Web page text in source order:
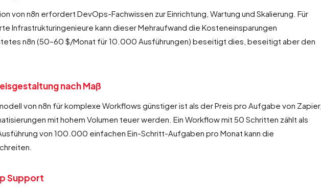
von n8n erfordert DevOps-Fachwissen zur Einrichtung, Wartung und Skalierung. Für
Infrastrukturingenieure kann dieser Mehraufwand die Kosteneinsparungen
n8n (50–60 $/Monat für 10.000 Ausführungen) beseitigt dies, beseitigt aber den
nach Maß
von n8n für komplexe Workflows günstiger ist als der Preis pro Aufgabe von Zapier,
mit hohem Volumen teuer werden. Ein Workflow mit 50 Schritten zählt als
von 100.000 einfachen Ein-Schritt-Aufgaben pro Monat kann die
Support